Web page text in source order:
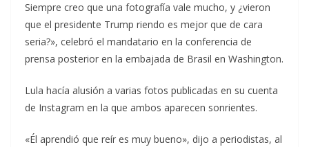
Siempre creo que una fotografía vale mucho, y ¿vieron
que el presidente Trump riendo es mejor que de cara
seria?», celebró el mandatario en la conferencia de
prensa posterior en la embajada de Brasil en Washington.
Lula hacía alusión a varias fotos publicadas en su cuenta
de Instagram en la que ambos aparecen sonrientes.
«Él aprendió que reír es muy bueno», dijo a periodistas, al